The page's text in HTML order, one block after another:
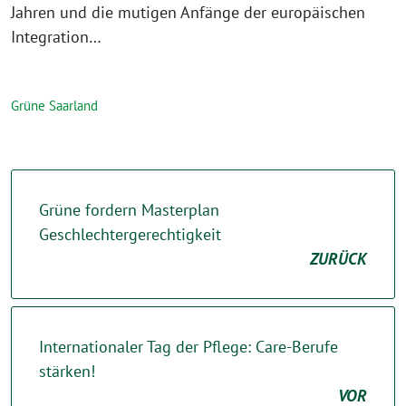
Jahren und die mutigen Anfänge der europäischen
Integration…
Grüne Saarland
Grüne fordern Masterplan
Geschlechtergerechtigkeit
ZURÜCK
Internationaler Tag der Pflege: Care-Berufe
stärken!
VOR